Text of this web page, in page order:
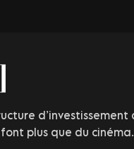
d’investissement
plus que du cinéma.